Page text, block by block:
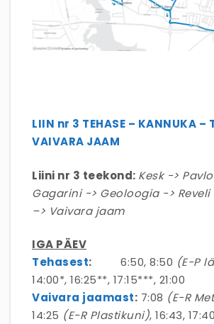
LIIN nr 3 TEHASE – KANNUKA –
VAIVARA JAAM
Liini nr 3 teekond: Kesk ->
Gagarini -> Geoloogia ->
–> Vaivara jaam
IGA PÄEV
Tehasest: 6:50, 8:50 (E-P
14:00*, 16:25**, 17:15***, 21:00
Vaivara jaamast: 7:08 (E-R
14:25 (E-R Plastikuni), 16:43, 17:40